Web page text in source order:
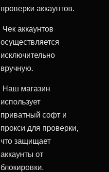
проверки аккаунтов.
Чек аккаунтов
осуществляется
исключительно
вручную.
Наш магазин
использует
приватный софт и
прокси для проверки,
что защищает
аккаунты от
блокировки.